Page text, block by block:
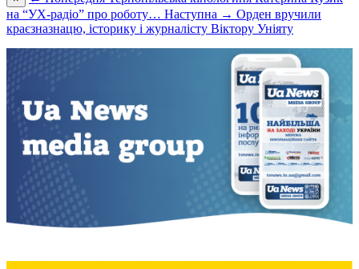
на “УХ-радіо” про роботу… Наступна → Орден вручили
краєзназнацю, історику і журналісту Віктору Уніяту